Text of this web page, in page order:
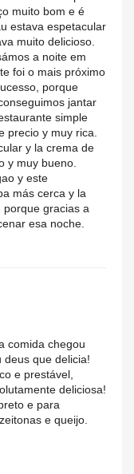
muito bom e é
estava espetacular
muito delicioso.
a noite em
foi o mais próximo
porque
jantar
simple
precio y muy rica.
y la crema de
y muy bueno.
y este
más cerca y la
porque gracias a
esa noche.
comida chegou
deus que delicia!
e prestável,
deliciosa!
e para
e queijo.